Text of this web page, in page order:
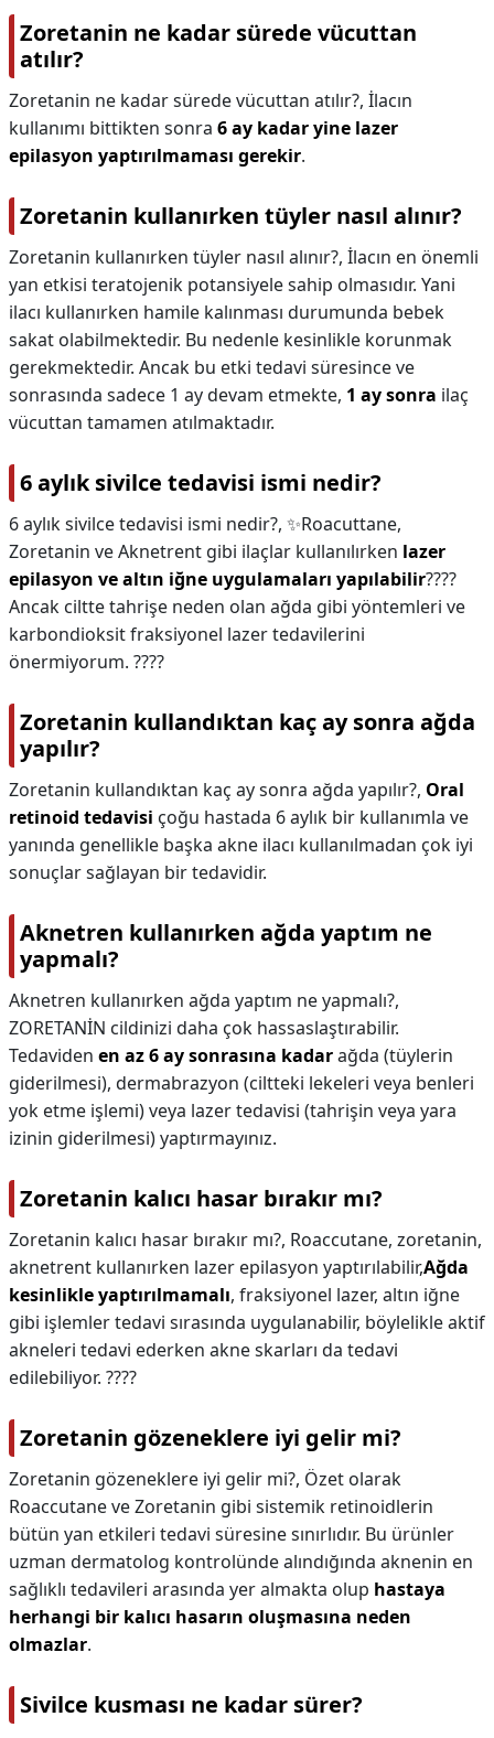
Zoretanin ne kadar sürede vücuttan
atılır?
Zoretanin ne kadar sürede vücuttan atılır?, İlacın
kullanımı bittikten sonra 6 ay kadar yine lazer
epilasyon yaptırılmaması gerekir.
Zoretanin kullanırken tüyler nasıl alınır?
Zoretanin kullanırken tüyler nasıl alınır?, İlacın en önemli
yan etkisi teratojenik potansiyele sahip olmasıdır. Yani
ilacı kullanırken hamile kalınması durumunda bebek
sakat olabilmektedir. Bu nedenle kesinlikle korunmak
gerekmektedir. Ancak bu etki tedavi süresince ve
sonrasında sadece 1 ay devam etmekte, 1 ay sonra ilaç
vücuttan tamamen atılmaktadır.
6 aylık sivilce tedavisi ismi nedir?
6 aylık sivilce tedavisi ismi nedir?, ✨Roacuttane,
Zoretanin ve Aknetrent gibi ilaçlar kullanılırken lazer
epilasyon ve altın iğne uygulamaları yapılabilir????
Ancak ciltte tahrişe neden olan ağda gibi yöntemleri ve
karbondioksit fraksiyonel lazer tedavilerini
önermiyorum. ????
Zoretanin kullandıktan kaç ay sonra ağda
yapılır?
Zoretanin kullandıktan kaç ay sonra ağda yapılır?, Oral
retinoid tedavisi çoğu hastada 6 aylık bir kullanımla ve
yanında genellikle başka akne ilacı kullanılmadan çok iyi
sonuçlar sağlayan bir tedavidir.
Aknetren kullanırken ağda yaptım ne
yapmalı?
Aknetren kullanırken ağda yaptım ne yapmalı?,
ZORETANİN cildinizi daha çok hassaslaştırabilir.
Tedaviden en az 6 ay sonrasına kadarağda (tüylerin
giderilmesi), dermabrazyon (ciltteki lekeleri veya benleri
yok etme işlemi) veya lazer tedavisi (tahrişin veya yara
izinin giderilmesi) yaptırmayınız.
Zoretanin kalıcı hasar bırakır mı?
Zoretanin kalıcı hasar bırakır mı?, Roaccutane, zoretanin,
aknetrent kullanırken lazer epilasyon yaptırılabilir,Ağda
kesinlikle yaptırılmamalı, fraksiyonel lazer, altın iğne
gibi işlemler tedavi sırasında uygulanabilir, böylelikle aktif
akneleri tedavi ederken akne skarları da tedavi
edilebiliyor. ????
Zoretanin gözeneklere iyi gelir mi?
Zoretanin gözeneklere iyi gelir mi?, Özet olarak
Roaccutane ve Zoretanin gibi sistemik retinoidlerin
bütün yan etkileri tedavi süresine sınırlıdır. Bu ürünler
uzman dermatolog kontrolünde alındığında aknenin en
sağlıklı tedavileri arasında yer almakta olup hastaya
herhangi bir kalıcı hasarın oluşmasına neden
olmazlar.
Sivilce kusması ne kadar sürer?